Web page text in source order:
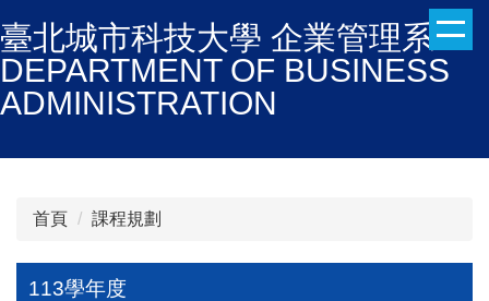
到
主
要
臺北城市科技大學 企業管理系
DEPARTMENT OF BUSINESS
ADMINISTRATION
首頁 課程規劃
113學年度